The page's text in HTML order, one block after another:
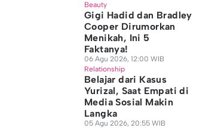
Beauty
Gigi Hadid dan Bradley
Cooper Dirumorkan
Menikah, Ini 5
Faktanya!
06 Agu 2026, 12:00 WIB
Relationship
Belajar dari Kasus
Yurizal, Saat Empati di
Media Sosial Makin
Langka
05 Agu 2026, 20:55 WIB